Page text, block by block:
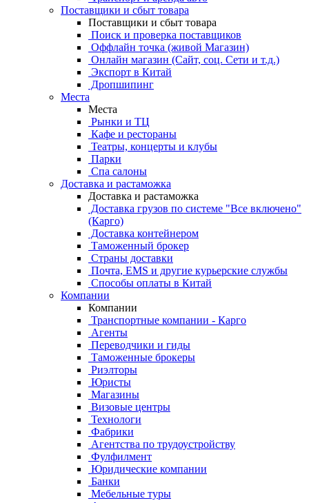
Поставщики и сбыт товара
Поставщики и сбыт товара
Поиск и проверка поставщиков
Оффлайн точка (живой Магазин)
Онлайн магазин (Сайт, соц. Сети и т.д.)
Экспорт в Китай
Дропшипинг
Места
Места
Рынки и ТЦ
Кафе и рестораны
Театры, концерты и клубы
Парки
Спа салоны
Доставка и растаможка
Доставка и растаможка
Доставка грузов по системе "Все включено"
(Карго)
Доставка контейнером
Таможенный брокер
Страны доставки
Почта, EMS и другие курьерские службы
Способы оплаты в Китай
Компании
Компании
Транспортные компании - Карго
Агенты
Переводчики и гиды
Таможенные брокеры
Риэлторы
Юристы
Магазины
Визовые центры
Технологи
Фабрики
Агентства по трудоустройству
Фулфилмент
Юридические компании
Банки
Мебельные туры